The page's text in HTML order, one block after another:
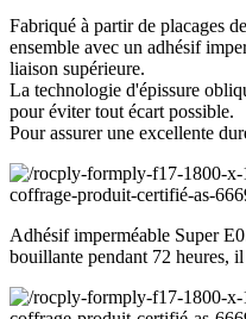
Fabriqué à partir de placages
ensemble avec un adhésif
liaison supérieure.
La technologie d'épissure
pour éviter tout écart possible.
Pour assurer une excellente
Adhésif imperméable Super
bouillante pendant 72 heures,